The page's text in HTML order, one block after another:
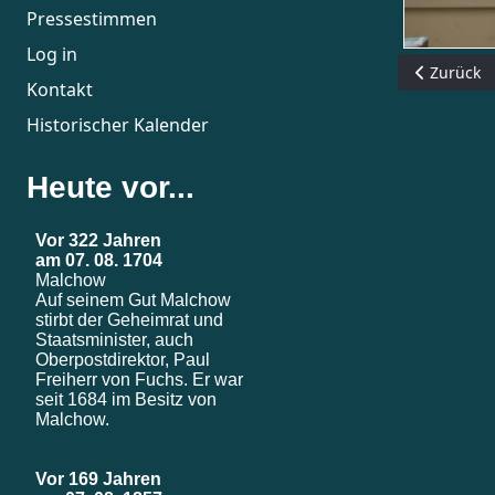
Pressestimmen
Log in
Kontakt
Historischer Kalender
Heute vor...
Zurück